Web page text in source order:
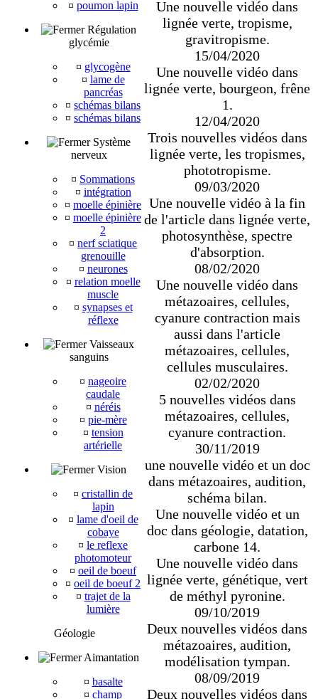
¤ poumon lapin
Régulation
glycémie
¤ glycogène
¤ lame de
pancréas
¤ schémas bilans
¤ schémas bilans
Système
nerveux
¤ Sommations
¤ intégration
¤ moelle épinière
¤ moelle épinière
2
¤ nerf sciatique
grenouille
¤ neurones
¤ relation moelle
muscle
¤ synapses et
réflexe
Vaisseaux
sanguins
¤ nageoire
caudale
¤ néréis
¤ pie-mère
¤ tension
artérielle
Vision
¤ cristallin de
lapin
¤ lame d'oeil de
cobaye
¤ le reflexe
photomoteur
¤ oeil de boeuf
¤ oeil de boeuf 2
¤ trajet de la
lumière
Géologie
Aimantation
¤ basalte
¤ champ
Une nouvelle vidéo dans
lignée verte, tropisme,
gravitropisme.
15/04/2020
Une nouvelle vidéo dans
lignée verte, bourgeon, frêne
1.
12/04/2020
Trois nouvelles vidéos dans
lignée verte, les tropismes,
phototropisme.
09/03/2020
Une nouvelle vidéo à la fin
de l'article dans lignée verte,
photosynthèse, spectre
d'absorption.
08/02/2020
Une nouvelle vidéo dans
métazoaires, cellules,
cyanure contraction mais
aussi dans l'article
métazoaires, cellules,
cellules musculaires.
02/02/2020
5 nouvelles vidéos dans
métazoaires, cellules,
cyanure contraction.
30/11/2019
une nouvelle vidéo et un doc
dans métazoaires, audition,
schéma bilan.
Une nouvelle vidéo et un
doc dans géologie, datation,
carbone 14.
Une nouvelle vidéo dans
lignée verte, génétique, vert
de méthyl pyronine.
09/10/2019
Deux nouvelles vidéos dans
métazoaires, audition,
modélisation tympan.
08/09/2019
Deux nouvelles vidéos dans